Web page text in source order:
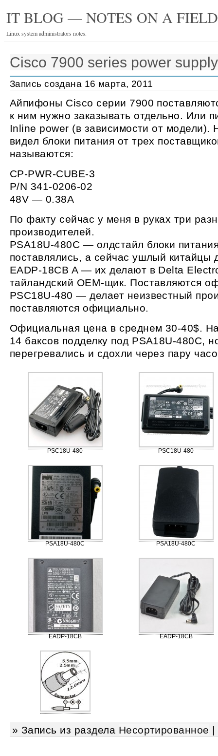
IT BLOG — NOTES ON A
Linux system administrators notes.
Cisco 7900 series power supply
Запись создана 16 марта, 2011
Айпифоны Cisco серии 7900
к ним нужно заказывать отдельно. Или
Inline power (в зависимости от
видел блоки питания от трех
называются:
CP-PWR-CUBE-3
P/N 341-0206-02
48V — 0.38A
По факту сейчас у меня в руках три
производителей.
PSA18U-480C — олдстайл блоки
поставлялись, а сейчас ушлый китайцы
EADP-18CB A — их делают в Delta
тайландский OEM-щик. Поставляются
PSC18U-480 — делает неизвестный
поставляются официально.
Официальная цена в среднем 30-40$.
14 баксов подделку под PSA18U-480C,
перегревались и сдохли через пару
PSC18U-480 PSC18U-480
PSA18U-480C PSA18U-480C
EADP-18CB EADP-18CB
» Запись из раздела Несортированное |